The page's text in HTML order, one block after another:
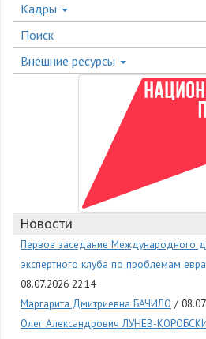
Кадры
Поиск
Внешние ресурсы
Новости
Первое заседание Международного
экспертного клуба по проблемам
08.07.2026 22:14
Маргарита Дмитриевна БАЧИЛО
Олег Александрович ЛУНЕВ-